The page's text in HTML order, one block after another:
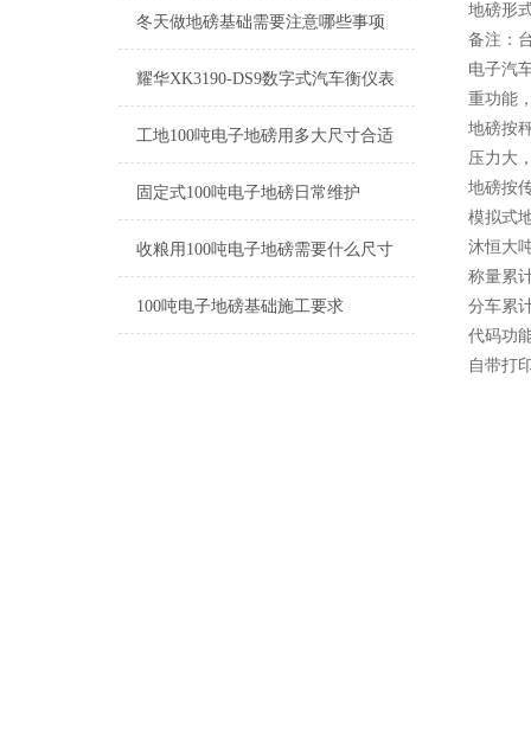
冬天做地磅基础需要注意哪些事项
耀华XK3190-DS9数字式汽车衡仪表
工地100吨电子地磅用多大尺寸合适
固定式100吨电子地磅日常维护
收粮用100吨电子地磅需要什么尺寸
100吨电子地磅基础施工要求
地磅形
备注：
电子汽
重功能
地磅按
压力大
地磅按
模拟式
沐恒大
称量累
分车累
代码功
自带打